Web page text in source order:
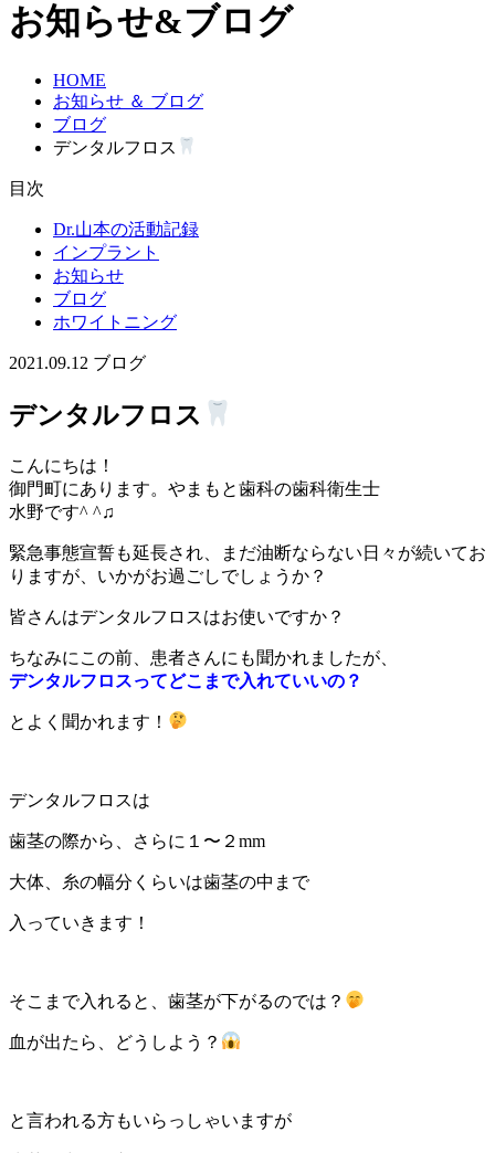
お知らせ&ブログ
HOME
お知らせ ＆ ブログ
ブログ
デンタルフロス
目次
Dr.山本の活動記録
インプラント
お知らせ
ブログ
ホワイトニング
2021.09.12 ブログ
デンタルフロス
こんにちは！
御門町にあります。やまもと歯科の歯科衛生士
水野です^ ^♫
緊急事態宣誓も延長され、まだ油断ならない日々が続いてお
りますが、いかがお過ごしでしょうか？
皆さんはデンタルフロスはお使いですか？
ちなみにこの前、患者さんにも聞かれましたが、
デンタルフロスってどこまで入れていいの？
とよく聞かれます！
デンタルフロスは
歯茎の際から、さらに１〜２mm
大体、糸の幅分くらいは歯茎の中まで
入っていきます！
そこまで入れると、歯茎が下がるのでは？
血が出たら、どうしよう？
と言われる方もいらっしゃいますが